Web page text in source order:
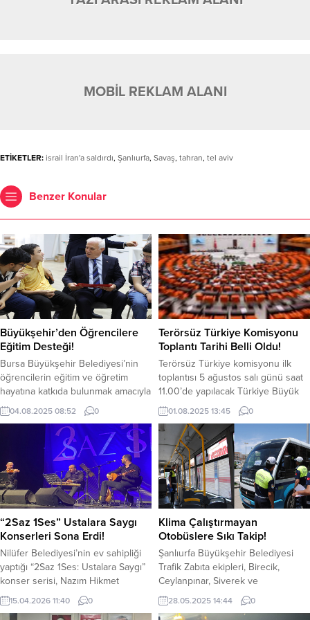
MOBİL REKLAM ALANI
ETİKETLER: israil İran'a saldırdı, Şanlıurfa, Savaş, tahran, tel aviv
Benzer Konular
Büyükşehir’den Öğrencilere
Eğitim Desteği!
Bursa Büyükşehir Belediyesi’nin
öğrencilerin eğitim ve öğretim
hayatına katkıda bulunmak amacıyla
hayata geçirdiği ‘Kırtasiye ve Eğitim
Desteği’ne başvurular başladı. Her
öğrenciye destek olmak
istediklerini belirten Başkan
Bozbey, “Bursa’da hiçbir çocuk
yalnız değildir” dedi. Eğitim
desteğine başvurular başladıSosyal
belediyecilik ilkesi ile Bursa’yı
güvenli bir geleceğe taşımak için
çalışmalarını sürdüren Büyükşehir
Belediyesi,...
04.08.2025 08:52 0
Terörsüz Türkiye Komisyonu
Toplantı Tarihi Belli Oldu!
Terörsüz Türkiye komisyonu ilk
toplantısı 5 ağustos salı günü saat
11.00’de yapılacak Türkiye Büyük
Millet Meclisi (TBMM) Başkanı
Numan Kurtulmuş, 48 kişiden
oluşan komisyon üyelerini mecliste
yapılacak olan ilk toplantı için salı
günü saat 11.00’de TBMM’ ye davet
etti. Komisyondaki üye dağılımı şu
şekilde oluştu; AKP: 21, CHP: 10,
DEM...
01.08.2025 13:45 0
“2Saz 1Ses” Ustalara Saygı
Konserleri Sona Erdi!
Nilüfer Belediyesi’nin ev sahipliği
yaptığı “2Saz 1Ses: Ustalara Saygı”
konser serisi, Nazım Hikmet
Kültürevi’nde düzenlenen üçüncü
ve kapanış konseriyle
15.04.2026 11:40 0
Klima Çalıştırmayan
Otobüslere Sıkı Takip!
Şanlıurfa Büyükşehir Belediyesi
Trafik Zabıta ekipleri, Birecik,
Ceylanpınar, Siverek ve
Viranşehir’de hizmet veren özel
halk otobüslerini denetledi. Artan
28.05.2025 14:44 0